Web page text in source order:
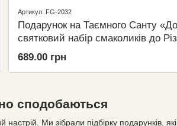
сподобаються
Ми зібрали підбірку подарунків,
Артикул: FG-2032
Подарунок на Таємного Санту
святковий набір смаколиків до
року
689.00 грн